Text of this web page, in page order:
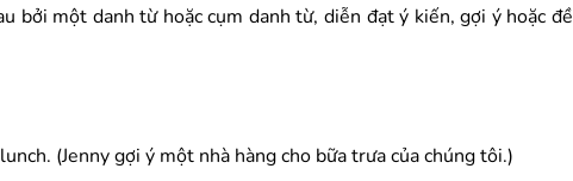
bởi một danh từ hoặc cụm danh từ, diễn đạt ý kiến, gợi ý hoặc đề
(Jenny gợi ý một nhà hàng cho bữa trưa của chúng tôi.)